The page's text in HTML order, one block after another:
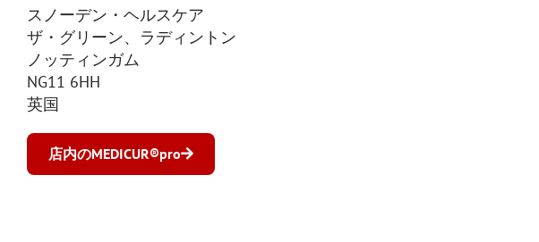
スノーデン・ヘルスケア
ザ・グリーン、ラディントン
ノッティンガム
NG11 6HH
英国
店内のMEDICUR®pro